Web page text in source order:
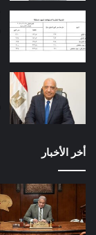
أخر الأخبار